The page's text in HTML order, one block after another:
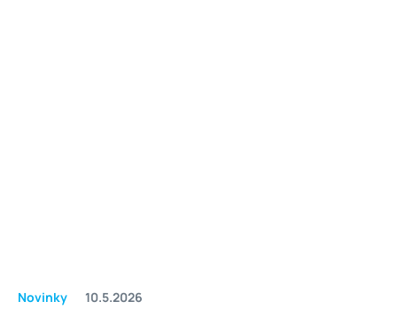
Novinky 10.5.2026